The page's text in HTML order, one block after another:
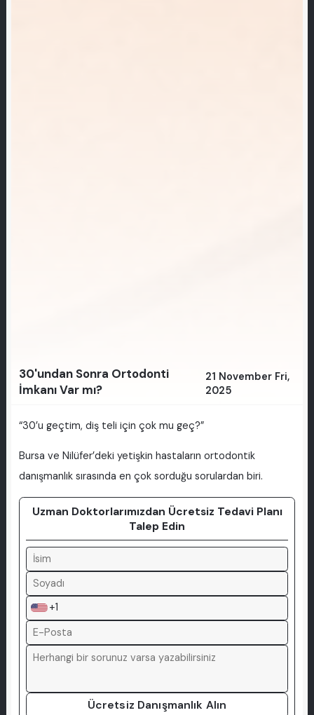
30'undan Sonra Ortodonti
İmkanı Var mı?
21 November Fri,
2025
“30’u geçtim, diş teli için çok mu geç?”
Bursa ve Nilüfer’deki yetişkin hastaların ortodontik
danışmanlık sırasında en çok sorduğu sorulardan biri.
Uzman Doktorlarımızdan Ücretsiz Tedavi Planı
Talep Edin
+1
Ücretsiz Danışmanlık Alın